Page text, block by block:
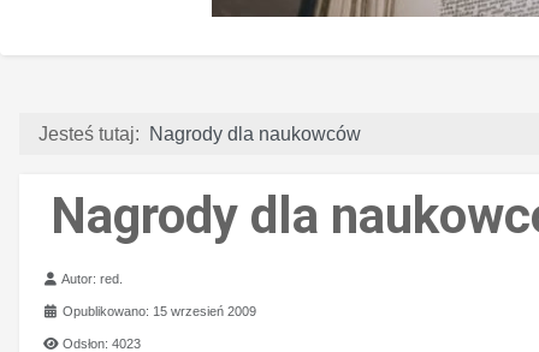
Jesteś tutaj: Nagrody dla naukowców
Nagrody dla
Szczegóły
Autor:red.
Opublikowano: 15 wrzesień 2009
Odsłon: 4023